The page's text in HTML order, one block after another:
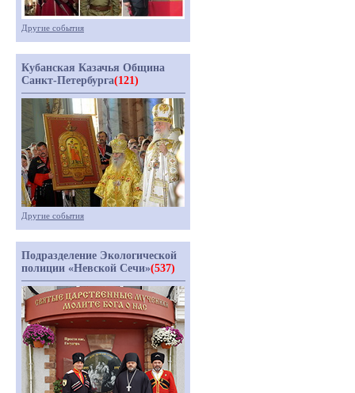
Другие события
Кубанская Казачья Община
Санкт-Петербурга(121)
Другие события
Подразделение Экологической
полиции «Невской Сечи»(537)